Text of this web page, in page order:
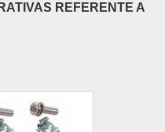
REFERENTE A